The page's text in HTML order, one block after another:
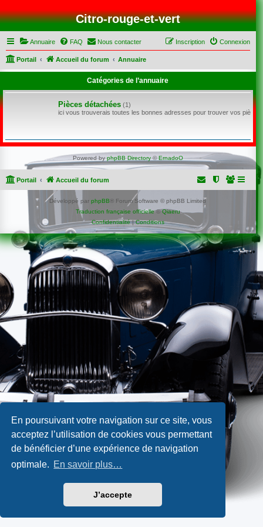
En poursuivant votre navigation sur ce site, vous
acceptez l’utilisation de cookies vous permettant
de bénéficier d’une expérience de navigation
optimale. En savoir plus…
J’accepte
Citro-rouge-et-vert
Annuaire FAQ Nous contacter Connexion
Inscription
Portail Accueil du forum Annuaire
Catégories de l’annuaire
Pièces détachées (1)
ici vous trouverais toutes les bonnes adresses pour trouver vos
Powered by phpBB Directory©ErnadoO
Portail Accueil du forum
Développé parphpBB ® Forum Software © phpBB Limited
Traduction française officielle©Qiaeru
Confidentialité|Conditions